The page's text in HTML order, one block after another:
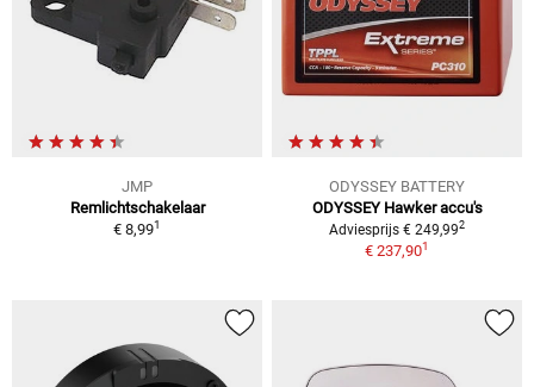
JMP
Remlichtschakelaar
€ 8,991
ODYSSEY BATTERY
ODYSSEY Hawker accu's
Adviesprijs € 249,992
€ 237,901